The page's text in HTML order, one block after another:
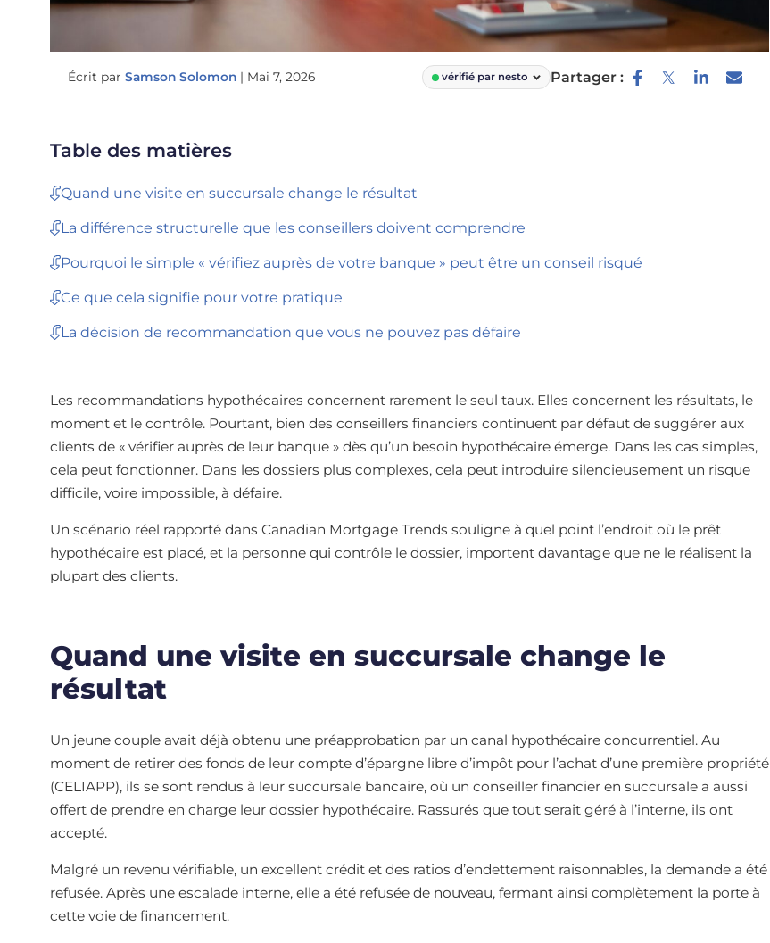
Écrit par Samson Solomon | Mai 7, 2026 vérifié par nesto Partager :
Table des matières
Quand une visite en succursale change le résultat
La différence structurelle que les conseillers doivent comprendre
Pourquoi le simple « vérifiez auprès de votre banque » peut être un conseil risqué
Ce que cela signifie pour votre pratique
La décision de recommandation que vous ne pouvez pas défaire
Les recommandations hypothécaires concernent rarement le seul taux. Elles concernent les résultats, le
moment et le contrôle. Pourtant, bien des conseillers financiers continuent par défaut de suggérer aux
clients de « vérifier auprès de leur banque » dès qu’un besoin hypothécaire émerge. Dans les cas simples,
cela peut fonctionner. Dans les dossiers plus complexes, cela peut introduire silencieusement un risque
difficile, voire impossible, à défaire.
Un scénario réel rapporté dans Canadian Mortgage Trends souligne à quel point l’endroit où le prêt
hypothécaire est placé, et la personne qui contrôle le dossier, importent davantage que ne le réalisent la
plupart des clients.
Quand une visite en succursale change le
résultat
Un jeune couple avait déjà obtenu une préapprobation par un canal hypothécaire concurrentiel. Au
moment de retirer des fonds de leur compte d’épargne libre d’impôt pour l’achat d’une première propriété
(CELIAPP), ils se sont rendus à leur succursale bancaire, où un conseiller financier en succursale a aussi
offert de prendre en charge leur dossier hypothécaire. Rassurés que tout serait géré à l’interne, ils ont
accepté.
Malgré un revenu vérifiable, un excellent crédit et des ratios d’endettement raisonnables, la demande a été
refusée. Après une escalade interne, elle a été refusée de nouveau, fermant ainsi complètement la porte à
cette voie de financement.